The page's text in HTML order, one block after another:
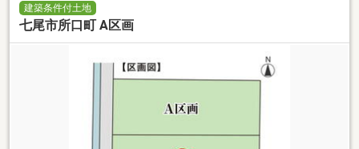
建築条件付土地
七尾市所口町 A区画